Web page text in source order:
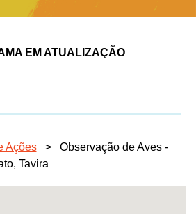
EM ATUALIZAÇÃO
Ações >
Observação de Aves -
Tavira